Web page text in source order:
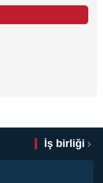
İş birliği